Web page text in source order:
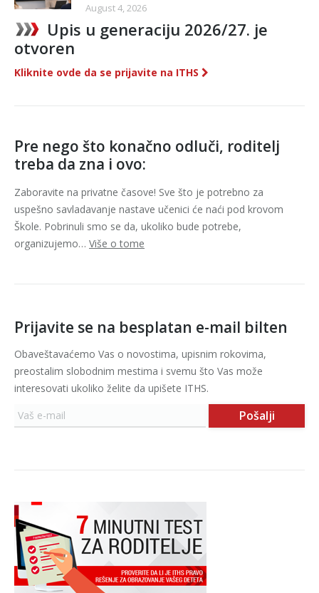
August 4, 2026
Upis u generaciju 2026/27. je
otvoren
Kliknite ovde da se prijavite na ITHS
Pre nego što konačno odluči, roditelj
treba da zna i ovo:
Zaboravite na privatne časove! Sve što je potrebno za
uspešno savladavanje nastave učenici će naći pod krovom
Škole. Pobrinuli smo se da, ukoliko bude potrebe,
organizujemo… Više o tome
Prijavite se na besplatan e-mail bilten
Obaveštavaćemo Vas o novostima, upisnim rokovima,
preostalim slobodnim mestima i svemu što Vas može
interesovati ukoliko želite da upišete ITHS.